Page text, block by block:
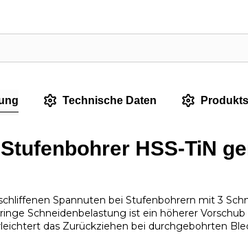
Technische Daten
HSS-TiN
Spannuten bei Stufenbohrern mit 3
Schneidenbelastung ist ein höherer
das Zurückziehen bei durchgebohrten